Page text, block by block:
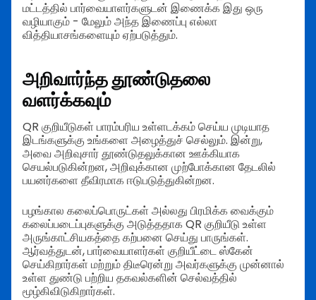
மட்டத்தில் பார்வையாளர்களுடன் இணைக்க இது ஒரு
வழியாகும் - மேலும் அந்த இணைப்பு எல்லா
வித்தியாசங்களையும் ஏற்படுத்தும்.
அறிவார்ந்த தூண்டுதலை
வளர்க்கவும்
QR குறியீடுகள் பாரம்பரிய உள்ளடக்கம் செய்ய முடியாத
இடங்களுக்கு உங்களை அழைத்துச் செல்லும். இன்று,
அவை அறிவுசார் தூண்டுதலுக்கான ஊக்கியாக
செயல்படுகின்றன, அறிவுக்கான முற்போக்கான தேடலில்
பயனர்களை தீவிரமாக ஈடுபடுத்துகின்றன.
பழங்கால கலைப்பொருட்கள் அல்லது பிரமிக்க வைக்கும்
கலைப்படைப்புகளுக்கு அடுத்ததாக QR குறியீடு உள்ள
அருங்காட்சியகத்தை கற்பனை செய்து பாருங்கள்.
ஆர்வத்துடன், பார்வையாளர்கள் குறியீட்டை ஸ்கேன்
செய்கிறார்கள் மற்றும் திடீரென்று அவர்களுக்கு முன்னால்
உள்ள துண்டு பற்றிய தகவல்களின் செல்வத்தில்
மூழ்கிவிடுகிறார்கள்.